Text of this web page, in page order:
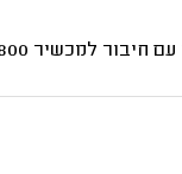
חיבור למכשיר - 600